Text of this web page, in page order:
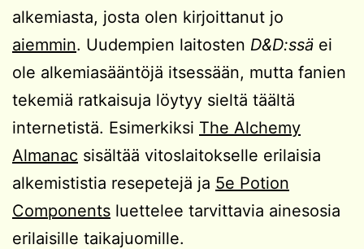
alkemiasta, josta olen kirjoittanut jo
aiemmin. Uudempien laitosten D&D:ssä ei
ole alkemiasääntöjä itsessään, mutta fanien
tekemiä ratkaisuja löytyy sieltä täältä
internetistä. Esimerkiksi The Alchemy
Almanac sisältää vitoslaitokselle erilaisia
alkemististia resepetejä ja 5e Potion
Components luettelee tarvittavia ainesosia
erilaisille taikajuomille.